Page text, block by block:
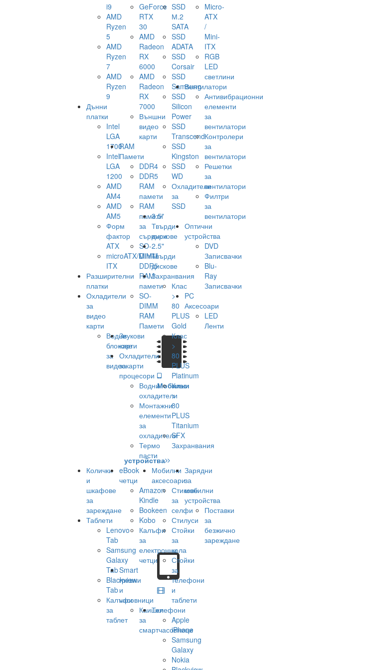
i9
AMD
Ryzen
5
AMD
Ryzen
7
AMD
Ryzen
9
Дънни
платки
Intel
LGA
1700
Intel
LGA
1200
AMD
AM4
AMD
AM5
Форм
фактор
ATX
microATX/Mini-
ITX
Разширителни
платки
Охладители
за
видео
карти
Водни
блокове
за
видеокарти
GeForce
RTX
30
AMD
Radeon
RX
6000
AMD
Radeon
RX
7000
Външни
видео
карти
RAM
Памети
DDR4
DDR5
RAM
памети
RAM
памети
за
сървъри
SO-
DIMM
DDR5
RAM
памети
SO-
DIMM
RAM
Памети
Звукови
карти
Охладители
за
процесори
Водни
охладители
Монтажни
елементи
за
охладители
Термо
пасти
SSD
М.2
SATA
SSD
ADATA
SSD
Corsair
SSD
Samsung
SSD
Silicon
Power
SSD
Transcend
SSD
Kingston
SSD
WD
Охладители
за
SSD
3.5"
Твърди
дискове
2.5"
Твърди
дискове
Захранвания
Клас
>
80
PLUS
Gold
Клас
>
80
PLUS
Platinum
Клас
>
80
PLUS
Titanium
SFX
Захранвания
Micro-
ATX
/
Mini-
ITX
RGB
LED
светлини
Вентилатори
Антивибрационни
елементи
за
вентилатори
Контролери
за
вентилатори
Решетки
за
вентилатори
Филтри
за
вентилатори
Оптични
устройства
DVD
Записвачки
Blu-
Ray
Записвачки
PC
Аксесоари
LED
Ленти
Мобилни
устройства
Колички
и
шкафове
за
зареждане
Таблети
Lenovo
Tab
Samsung
Galaxy
Tab
Blackview
Tab
Калъфи
за
таблет
eBook
четци
Amazon
Kindle
Bookeen
Kobo
Калъфи
за
електронни
четци
Smart
гривни
и
часовници
Каишки
за
смартчасовници
Мобилни
аксесоари
Стикове
за
селфи
Стилуси
Стойки
за
кола
Стойки
за
телефони
и
таблети
Телефони
Apple
iPhone
Samsung
Galaxy
Nokia
Зарядни
за
мобилни
устройства
Поставки
за
безжично
зареждане